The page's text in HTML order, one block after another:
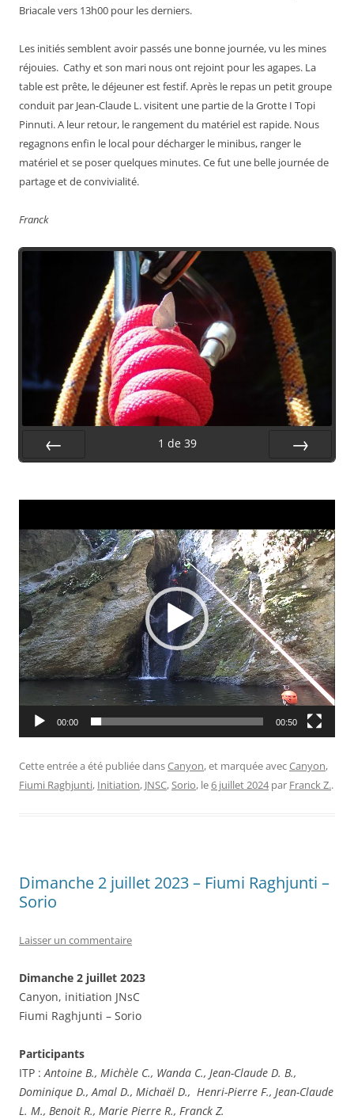
Briacale vers 13h00 pour les derniers.
Les initiés semblent avoir passés une bonne journée, vu les mines
réjouies. Cathy et son mari nous ont rejoint pour les agapes. La
table est prête, le déjeuner est festif. Après le repas un petit groupe
conduit par Jean-Claude L. visitent une partie de la Grotte I Topi
Pinnuti. A leur retour, le rangement du matériel est rapide. Nous
regagnons enfin le local pour décharger le minibus, ranger le
matériel et se poser quelques minutes. Ce fut une belle journée de
partage et de convivialité.
Franck
1 de 39
vidéo
00:00 00:50
Cette entrée a été publiée dansCanyon, et marquée avecCanyon,
Fiumi Raghjunti, Initiation, JNSC, Sorio, le6 juillet 2024 par Franck Z..
Dimanche 2 juillet 2023 – Fiumi Raghjunti –
Sorio
Laisser un commentaire
Dimanche 2 juillet 2023
Canyon, initiation JNsC
Fiumi Raghjunti – Sorio
Participants
ITP : Antoine B., Michèle C., Wanda C., Jean-Claude D. B.,
Dominique D., Amal D., Michaël D., Henri-Pierre F., Jean-Claude
L. M., Benoit R., Marie Pierre R., Franck Z.